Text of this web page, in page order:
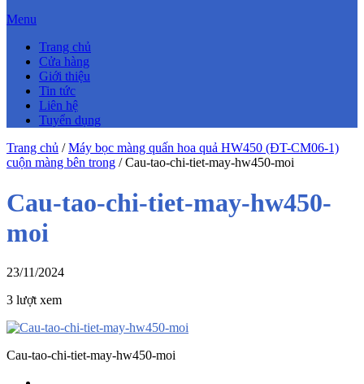
Menu
Trang chủ
Cửa hàng
Giới thiệu
Tin tức
Liên hệ
Tuyển dụng
Trang chủ /Máy bọc màng quấn hoa quả HW450 (ĐT-CM06-1)
cuộn màng bên trong /Cau-tao-chi-tiet-may-hw450-moi
Cau-tao-chi-tiet-may-hw450-
moi
23/11/2024
3 lượt xem
Cau-tao-chi-tiet-may-hw450-moi